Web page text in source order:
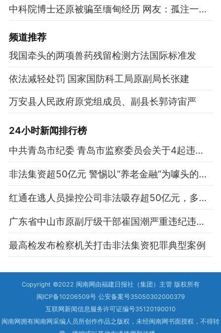
中科院博士还原被骗至缅甸经历 网友：孤注一掷现实版
频道推荐
我国牵头的两项兽药残留检测方法国际标准发
依法减轻处罚 国家国防科工局原副局长张建
万安县人民政府原党组成员、副县长郭诗宙严
24小时新闻排行榜
中共青岛市纪委 青岛市监察委员会关于4起违规吃喝典型问题的通报
非法集资超50亿元 警惕以“养老金融”为噱头的理财陷阱
红通在逃人员操控公司非法吸存超50亿元，多人获刑
广东省中山市原副厅级干部崔国潮严重违纪违法被开除党籍
最高检发布检察机关打击非法集资犯罪典型案例
Copyright ©2022 闽南网由福建日报社（集团）主管 版权所有
闽ICP备10206509号 公安备案号35050302000379
互联网新闻信息服务许可证编号35120190010
闽南网拥有闽南网采编人员所创作作品之版权，未经闽南网书面授权，不得转